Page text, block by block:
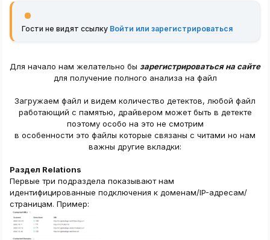
Гости не видят ссылку Войти или зарегистрироваться
Для начало нам желательно бы зарегистрироваться на сайте
для получение полного анализа на файл
Загружаем файл и видем количество детектов, любой файл
работающий с памятью, драйвером может быть в детекте
поэтому особо на это не смотрим
в особенности это файлы которые связаны с читами но нам
важны другие вкладки:
Раздел Relations
Первые три подраздела показывают нам
идентифицированные подключения к доменам/IP-адресам/
страницам. Пример: